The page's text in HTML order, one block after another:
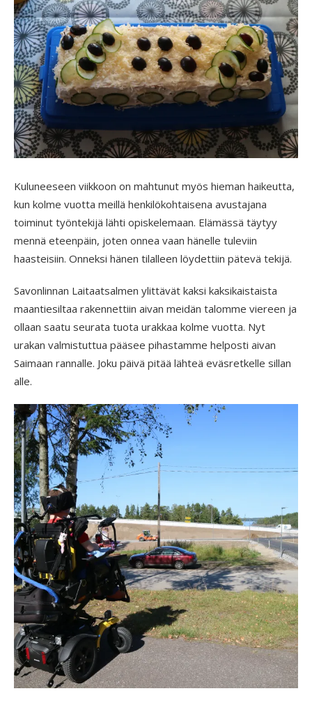
Kuluneeseen viikkoon on mahtunut myös hieman haikeutta,
kun kolme vuotta meillä henkilökohtaisena avustajana
toiminut työntekijä lähti opiskelemaan. Elämässä täytyy
mennä eteenpäin, joten onnea vaan hänelle tuleviin
haasteisiin. Onneksi hänen tilalleen löydettiin pätevä tekijä.
Savonlinnan Laitaatsalmen ylittävät kaksi kaksikaistaista
maantiesiltaa rakennettiin aivan meidän talomme viereen ja
ollaan saatu seurata tuota urakkaa kolme vuotta. Nyt
urakan valmistuttua pääsee pihastamme helposti aivan
Saimaan rannalle. Joku päivä pitää lähteä eväsretkelle sillan
alle.